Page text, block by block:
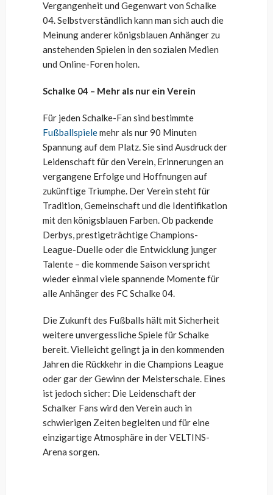
Vergangenheit und Gegenwart von Schalke
04. Selbstverständlich kann man sich auch die
Meinung anderer königsblauen Anhänger zu
anstehenden Spielen in den sozialen Medien
und Online-Foren holen.
Schalke 04 – Mehr als nur ein Verein
Für jeden Schalke-Fan sind bestimmte
Fußballspielemehr als nur 90 Minuten
Spannung auf dem Platz. Sie sind Ausdruck der
Leidenschaft für den Verein, Erinnerungen an
vergangene Erfolge und Hoffnungen auf
zukünftige Triumphe. Der Verein steht für
Tradition, Gemeinschaft und die Identifikation
mit den königsblauen Farben. Ob packende
Derbys, prestigeträchtige Champions-
League-Duelle oder die Entwicklung junger
Talente – die kommende Saison verspricht
wieder einmal viele spannende Momente für
alle Anhänger des FC Schalke 04.
Die Zukunft des Fußballs hält mit Sicherheit
weitere unvergessliche Spiele für Schalke
bereit. Vielleicht gelingt ja in den kommenden
Jahren die Rückkehr in die Champions League
oder gar der Gewinn der Meisterschale. Eines
ist jedoch sicher: Die Leidenschaft der
Schalker Fans wird den Verein auch in
schwierigen Zeiten begleiten und für eine
einzigartige Atmosphäre in der VELTINS-
Arena sorgen.